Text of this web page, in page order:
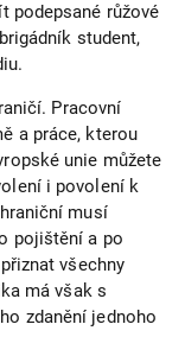
podepsané růžové
student,
Pracovní
a práce, kterou
unie můžete
i povolení k
musí
pojištění a po
všechny
má však s
zdanění jednoho